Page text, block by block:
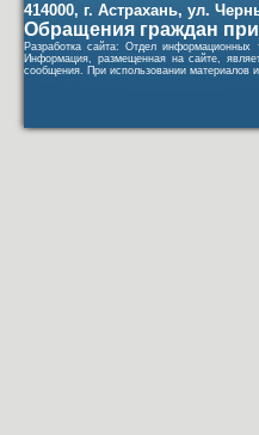
414000, г. Астрахань, ул.
Обращения граждан
Разработка сайта: Отдел
Информация, размещенная на сайте,
сообщения. При использовании материалов